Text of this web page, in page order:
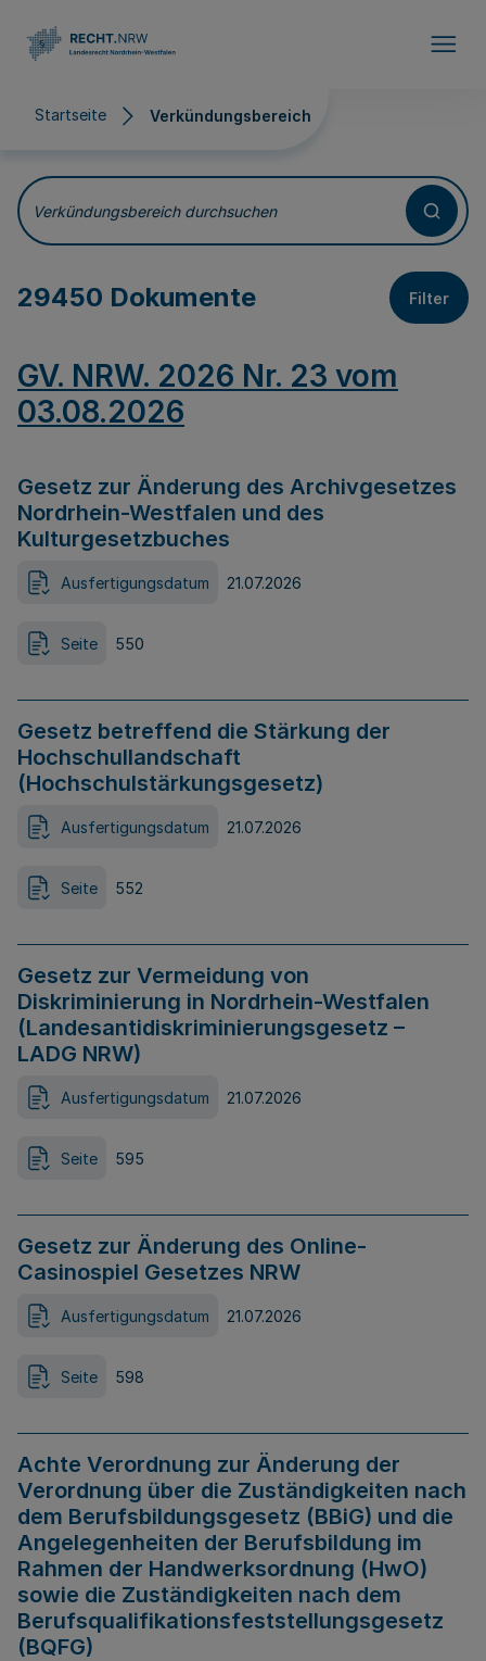
Startseite Verkündungsbereich
Verkündungsbereich
Verkündungsbereich durchsuchen
29450 Dokumente Filter
GV. NRW. 2026 Nr. 23 vom
03.08.2026
Gesetz zur Änderung des Archivgesetzes
Nordrhein-Westfalen und des
Kulturgesetzbuches
Ausfertigungsdatum 21.07.2026
Seite 550
Gesetz betreffend die Stärkung der
Hochschullandschaft
(Hochschulstärkungsgesetz)
Ausfertigungsdatum 21.07.2026
Seite 552
Gesetz zur Vermeidung von
Diskriminierung in Nordrhein-Westfalen
(Landesantidiskriminierungsgesetz –
LADG NRW)
Ausfertigungsdatum 21.07.2026
Seite 595
Gesetz zur Änderung des Online-
Casinospiel Gesetzes NRW
Ausfertigungsdatum 21.07.2026
Seite 598
Achte Verordnung zur Änderung der
Verordnung über die Zuständigkeiten nach
dem Berufsbildungsgesetz (BBiG) und die
Angelegenheiten der Berufsbildung im
Rahmen der Handwerksordnung (HwO)
sowie die Zuständigkeiten nach dem
Berufsqualifikationsfeststellungsgesetz
(BQFG)